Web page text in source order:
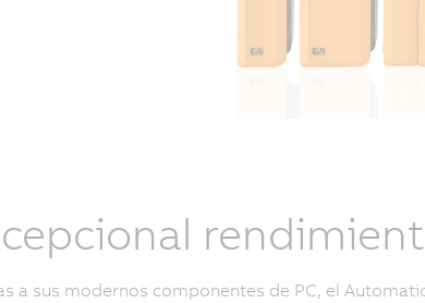
a sus modernos componentes de PC, el